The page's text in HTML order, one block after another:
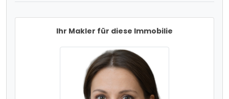
Ihr Makler für diese Immobilie